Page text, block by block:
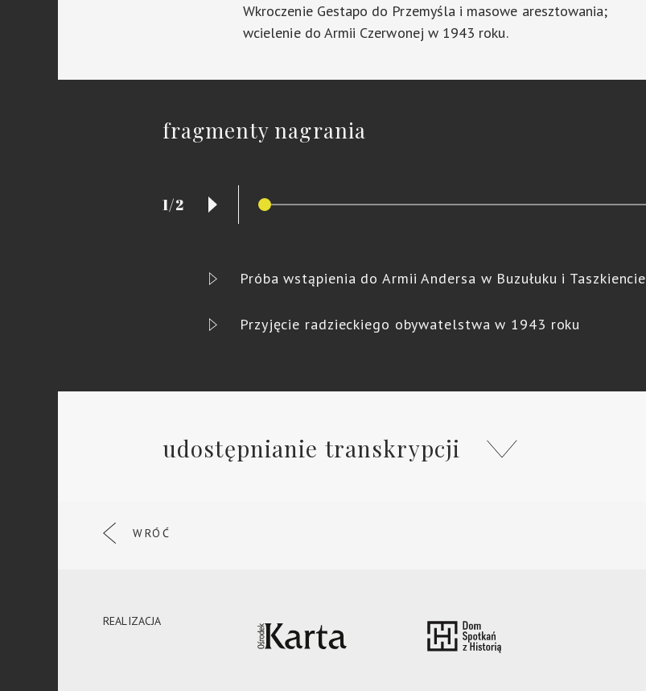
Wkroczenie Gestapo do Przemyśla i masowe aresztowania;
wcielenie do Armii Czerwonej w 1943 roku.
fragmenty nagrania
1/2
Próba wstąpienia do Armii Andersa w Buzułuku i Taszkiencie
Przyjęcie radzieckiego obywatelstwa w 1943 roku
udostępnianie transkrypcji
WRÓĆ
REALIZACJA